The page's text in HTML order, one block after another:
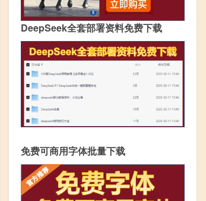
DeepSeek全套部署资料免费下载
免费可商用字体批量下载